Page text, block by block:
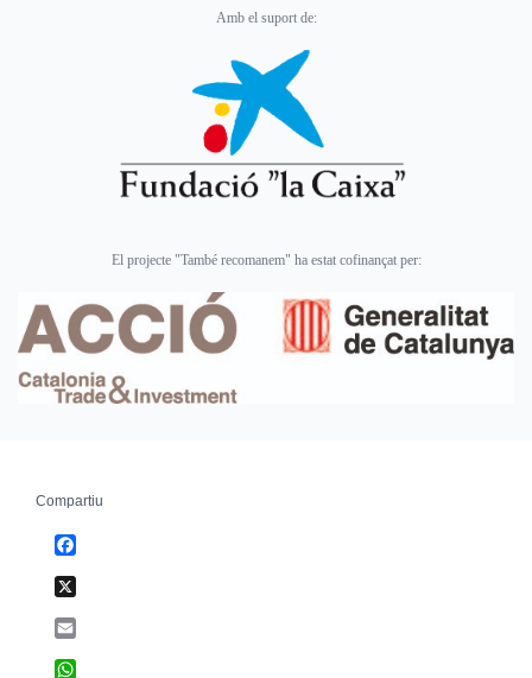
Amb el suport de:
El projecte "També recomanem" ha estat cofinançat per:
Compartiu